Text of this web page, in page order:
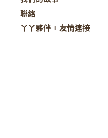
聯絡
丫丫夥伴 + 友情連接